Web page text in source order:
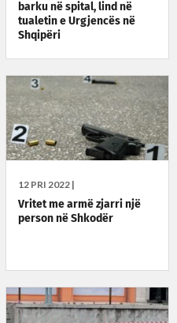
barku në spital, lind në
tualetin e Urgjencës në
Shqipëri
12 PRI 2022 |
Vritet me armë zjarri një
person në Shkodër